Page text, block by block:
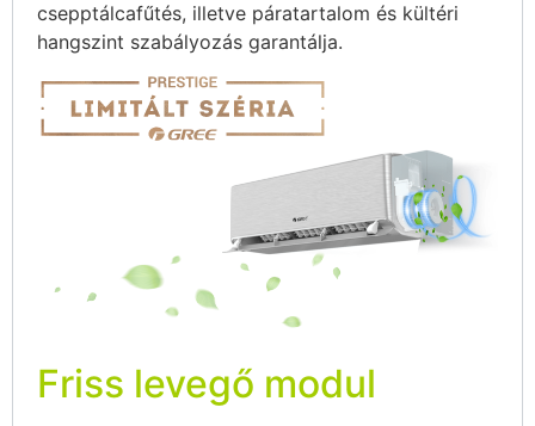
csepptálcafűtés, illetve páratartalom és kültéri
hangszint szabályozás garantálja.
Friss levegő modul